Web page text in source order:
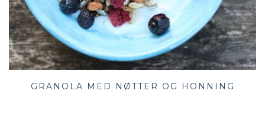
GRANOLA MED NØTTER OG HONNING